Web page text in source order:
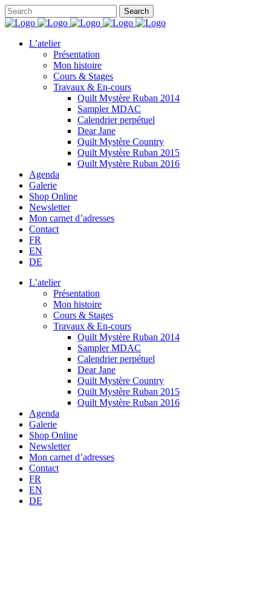
L’atelier
Présentation
Mon histoire
Cours & Stages
Travaux & En-cours
Quilt Mystère Ruban 2014
Sampler MDAC
Calendrier perpétuel
Dear Jane
Quilt Mystère Country
Quilt Mystère Ruban 2015
Quilt Mystère Ruban 2016
Agenda
Galerie
Shop Online
Newsletter
Mon carnet d’adresses
Contact
FR
EN
DE
L’atelier
Présentation
Mon histoire
Cours & Stages
Travaux & En-cours
Quilt Mystère Ruban 2014
Sampler MDAC
Calendrier perpétuel
Dear Jane
Quilt Mystère Country
Quilt Mystère Ruban 2015
Quilt Mystère Ruban 2016
Agenda
Galerie
Shop Online
Newsletter
Mon carnet d’adresses
Contact
FR
EN
DE